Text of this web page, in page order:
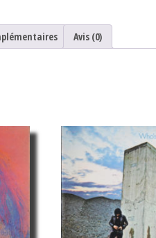
Avis (0)